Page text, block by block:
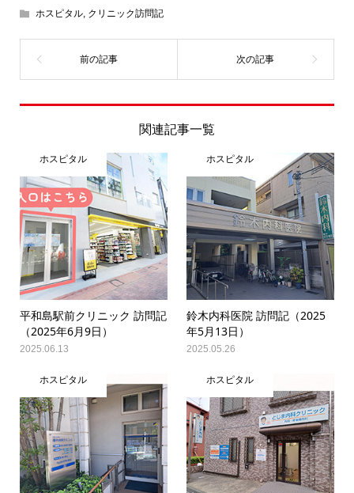
ホスピタル, クリニック訪問記
関連記事一覧
ホスピタル
平和島駅前クリニック 訪問記
（2025年6月9日）
2025.06.13
ホスピタル
鈴木内科医院 訪問記（2025
年5月13日）
2025.05.26
ホスピタル ホスピタル